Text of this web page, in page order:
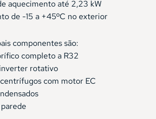
aquecimento até 2,23 kW
de -15 a +45ºC no exterior
componentes são:
completo a R32
rotativo
com motor EC